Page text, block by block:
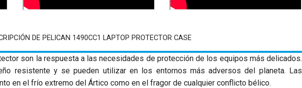
DE PELICAN 1490CC1 LAPTOP PROTECTOR CASE
son la respuesta a las necesidades de protección de los equipos más delicados.
resistente y se pueden utilizar en los entornos más adversos del planeta. Las
en el frío extremo del Ártico como en el fragor de cualquier conflicto bélico.